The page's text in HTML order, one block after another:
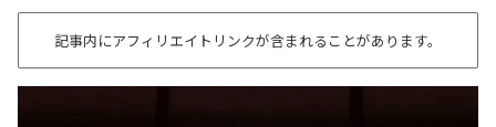
記事内にアフィリエイトリンクが含まれることがあります。